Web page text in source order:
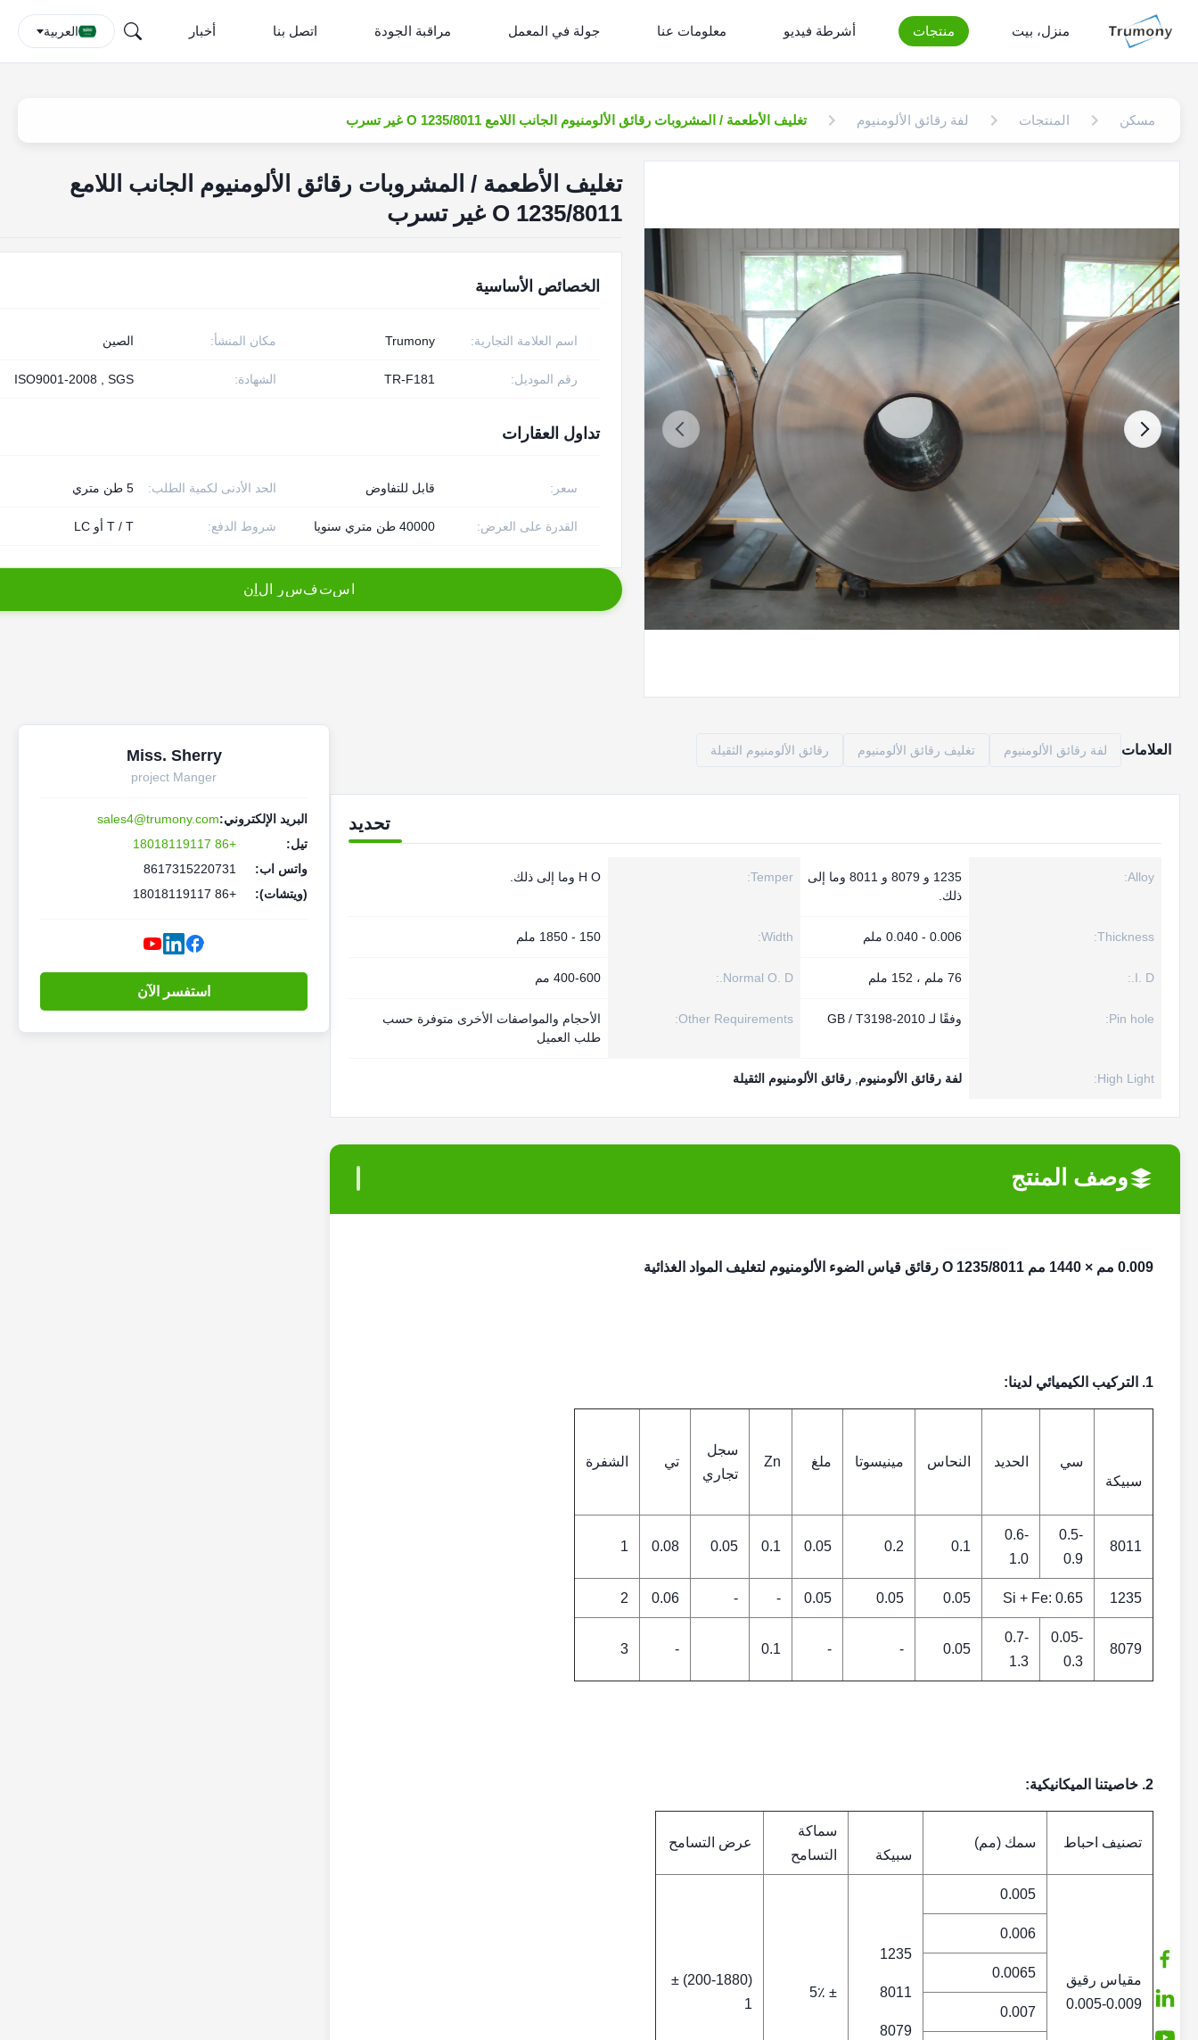
منزل، بيت منتجات أشرطة فيديو معلومات عنا جولة في المعمل مراقبة الجودة اتصل بنا أخبار العربية
مسكن المنتجات لفة رقائق الألومنيوم تغليف الأطعمة / المشروبات رقائق الألومنيوم الجانب اللامع 1235/8011 O غير تسرب
تغليف الأطعمة / المشروبات رقائق الألومنيوم الجانب اللامع
1235/8011 O غير تسرب
الخصائص الأساسية
مكان المنشأ: الصين اسم العلامة التجارية: Trumony
الشهادة: ISO9001-2008 , SGS رقم الموديل: TR-F181
تداول العقارات
الحد الأدنى لكمية الطلب: 5 طن متري سعر: قابل للتفاوض
شروط الدفع: T / T أو LC القدرة على العرض: 40000 طن متري سنويا
ستفسر ل ن
العلامات لفة رقائق الألومنيوم تغليف رقائق الألومنيوم رقائق الألومنيوم الثقيلة
تحديد
Alloy:
1235 و 8079 و 8011 وما إلى
ذلك.
Temper: H O وما إلى ذلك.
Thickness: 0.006 - 0.040 ملم Width: 150 - 1850 ملم
I. D.: 76 ملم ، 152 ملم Normal O. D.: 400-600 مم
Pin hole: وفقًا لـ GB / T3198-2010 Other Requirements:
الأحجام والمواصفات الأخرى متوفرة حسب
طلب العميل
High Light: لفة رقائق الألومنيوم رقائق الألومنيوم الثقيلة
وصف المنتج
0.009 مم × 1440 مم 1235/8011 O رقائق قياس الضوء الألومنيوم لتغليف المواد الغذائية
1. التركيب الكيميائي لدينا:
سبيكة
سي الحديد النحاس مينيسوتا ملغ Zn
سجل
تجاري
تي الشفرة
8011
0.5-
0.9
0.6-
1.0
0.1
0.2
0.05
0.1
0.05
0.08
1
1235
Si + Fe: 0.65
0.05
0.05
0.05
-
-
0.06
2
8079
0.05-
0.3
0.7-
1.3
0.05
-
-
0.1
-
3
2. خاصيتنا الميكانيكية:
تصنيف احباط
سمك (مم)
سبيكة
سماكة
التسامح
عرض التسامح
مقياس رقيق
0.005-0.009
0.005
1235
8011
8079
± 5٪
(200-1880) ±
1
0.006
0.0065
0.007
Miss. Sherry
project Manger
البريد الإلكتروني:sales4@trumony.com
تيل:
+86 18018119117
واتس اب:
8617315220731
(ويتشات):
+86 18018119117
استفسر الآن